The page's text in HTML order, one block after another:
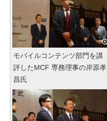
モバイルコンテンツ部門を講
評したMCF 専務理事の岸原孝
昌氏